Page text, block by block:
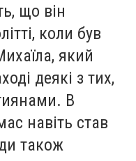
що він
коли був
який
деякі з тих,
В
навіть став
також